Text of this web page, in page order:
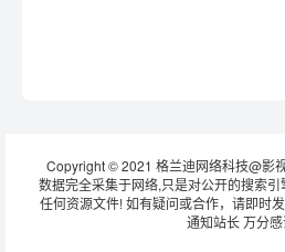
Copyright © 2021 格兰迪网络科技@影
数据完全采集于网络,只是对公开的搜索
任何资源文件! 如有疑问或合作，请即时
通知站长 万分感